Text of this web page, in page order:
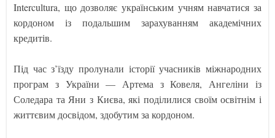
Intercultura, що дозволяє українським учням навчатися за
кордоном із подальшим зарахуванням академічних
кредитів.
Під час з’їзду пролунали історії учасників міжнародних
програм з України — Артема з Ковеля, Ангеліни із
Соледара та Яни з Києва, які поділилися своїм освітнім і
життєвим досвідом, здобутим за кордоном.